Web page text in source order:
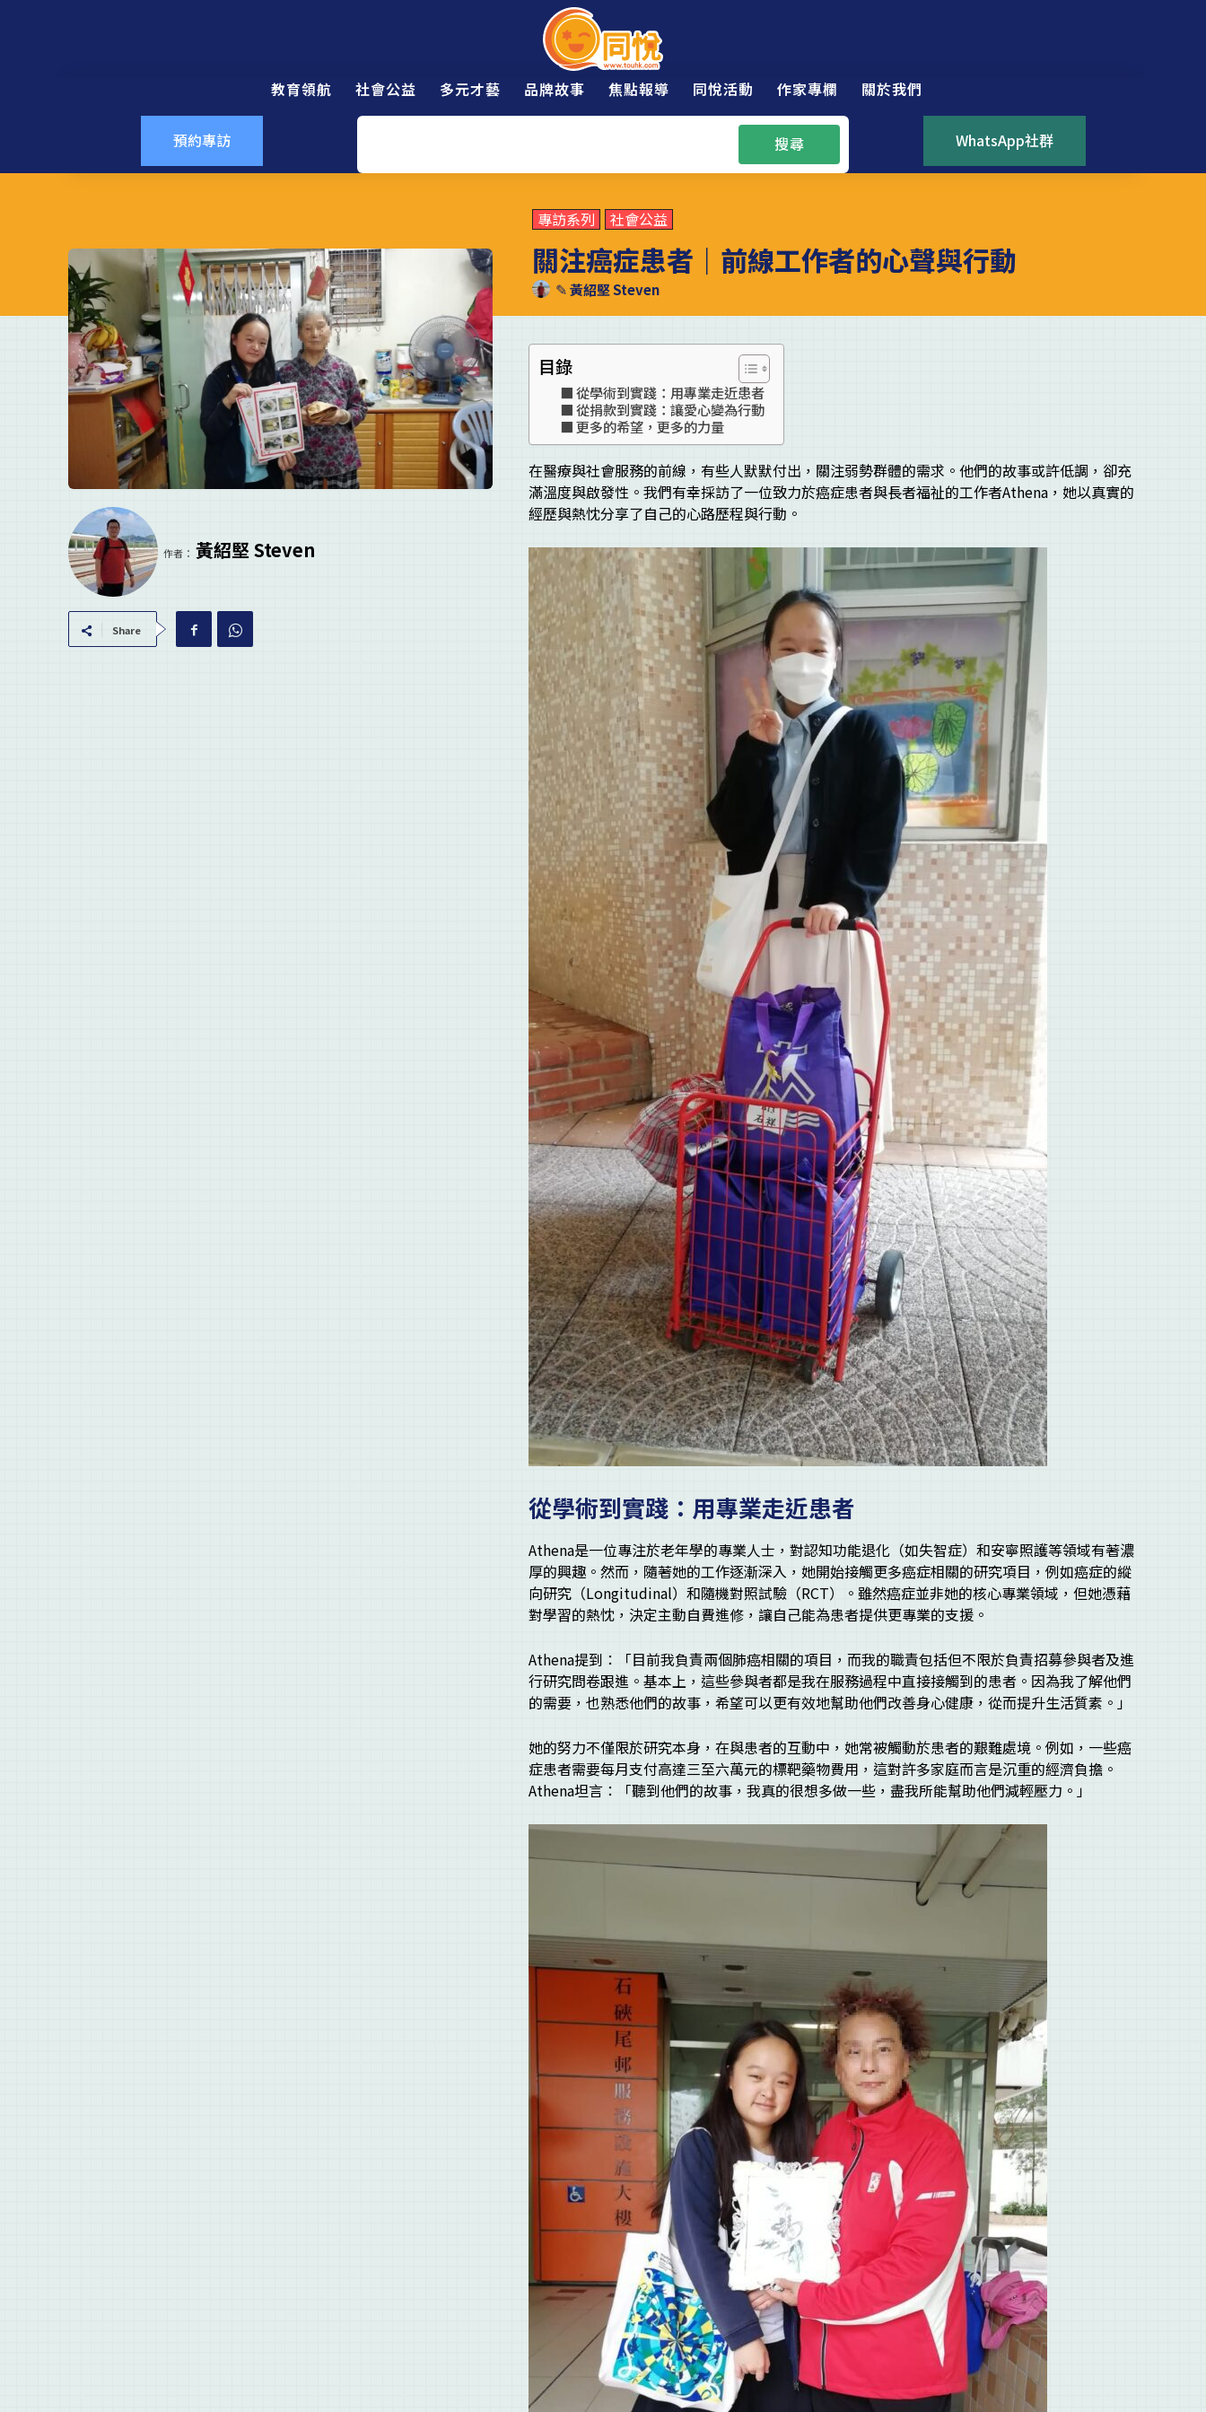
教育領航 社會公益 多元才藝 品牌故事 焦點報導 同悅活動 作家專欄 關於我們
預約專訪 搜尋 WhatsApp社群
專訪系列 社會公益
關注癌症患者｜前線工作者的心聲與行動
✎黃紹堅 Steven
作者： 黃紹堅 Steven
Share
目錄
從學術到實踐：用專業走近患者
從捐款到實踐：讓愛心變為行動
更多的希望，更多的力量
在醫療與社會服務的前線，有些人默默付出，關注弱勢群體的需求。他們的故事或許低調，卻充
滿溫度與啟發性。我們有幸採訪了一位致力於癌症患者與長者福祉的工作者Athena，她以真實的
經歷與熱忱分享了自己的心路歷程與行動。
從學術到實踐：用專業走近患者
Athena是一位專注於老年學的專業人士，對認知功能退化（如失智症）和安寧照護等領域有著濃
厚的興趣。然而，隨著她的工作逐漸深入，她開始接觸更多癌症相關的研究項目，例如癌症的縱
向研究（Longitudinal）和隨機對照試驗（RCT）。雖然癌症並非她的核心專業領域，但她憑藉
對學習的熱忱，決定主動自費進修，讓自己能為患者提供更專業的支援。
Athena提到：「目前我負責兩個肺癌相關的項目，而我的職責包括但不限於負責招募參與者及進
行研究問卷跟進。基本上，這些參與者都是我在服務過程中直接接觸到的患者。因為我了解他們
的需要，也熟悉他們的故事，希望可以更有效地幫助他們改善身心健康，從而提升生活質素。」
她的努力不僅限於研究本身，在與患者的互動中，她常被觸動於患者的艱難處境。例如，一些癌
症患者需要每月支付高達三至六萬元的標靶藥物費用，這對許多家庭而言是沉重的經濟負擔。
Athena坦言：「聽到他們的故事，我真的很想多做一些，盡我所能幫助他們減輕壓力。」